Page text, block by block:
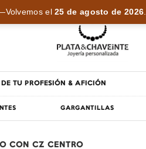
Volvemos el25 de agosto de 2026.
DE TU PROFESIÓN & AFICIÓN
GARGANTILLAS
CON CZ CENTRO